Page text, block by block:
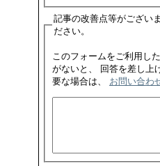
記事の改善点等がござい
ださい。
このフォームをご利用し
がないと、 回答を差し上げられません。 回答が必
要な場合は、 お問い合わ